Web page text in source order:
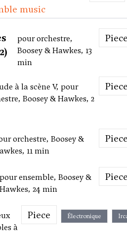
music
pour orchestre,
Boosey & Hawkes, 13
min
à la scène V, pour
Boosey & Hawkes, 2
orchestre, Boosey &
11 min
pour ensemble, Boosey &
Hawkes, 24 min
à
Piece Électronique